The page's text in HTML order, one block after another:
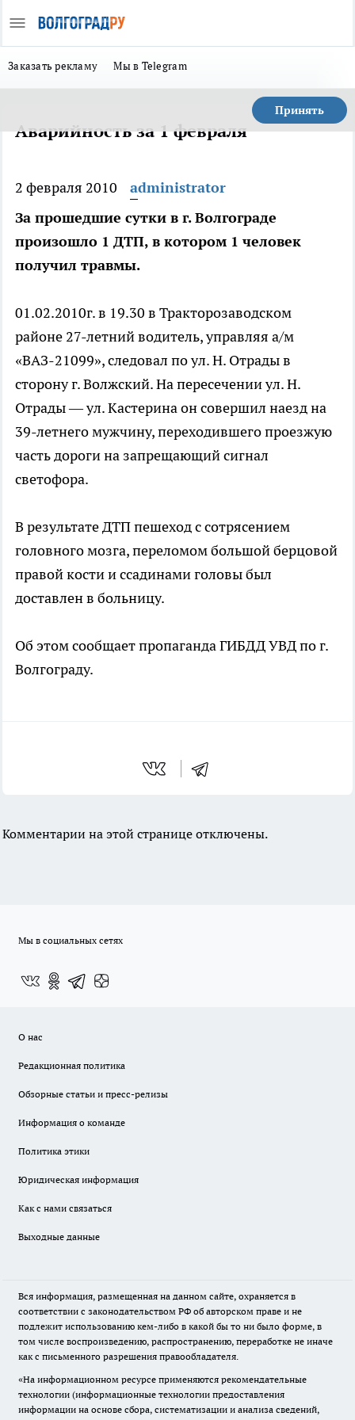
Заказать рекламу Мы в Telegram
Принять
Аварийность за 1 февраля
2 февраля 2010
administrator
За прошедшие сутки в г. Волгограде
произошло 1 ДТП, в котором 1 человек
получил травмы.
01.02.2010г. в 19.30 в Тракторозаводском
районе 27-летний водитель, управляя а/м
«ВАЗ-21099», следовал по ул. Н. Отрады в
сторону г. Волжский. На пересечении ул. Н.
Отрады — ул. Кастерина он совершил наезд на
39-летнего мужчину, переходившего проезжую
часть дороги на запрещающий сигнал
светофора.
В результате ДТП пешеход с сотрясением
головного мозга, переломом большой берцовой
правой кости и ссадинами головы был
доставлен в больницу.
Об этом сообщает пропаганда ГИБДД УВД по г.
Волгограду.
Комментарии на этой странице отключены.
Мы в социальных сетях
О нас
Редакционная политика
Обзорные статьи и пресс-релизы
Информация о команде
Политика этики
Юридическая информация
Как с нами связаться
Выходные данные
Вся информация, размещенная на данном сайте, охраняется в
соответствии с законодательством РФ об авторском праве и не
подлежит использованию кем-либо в какой бы то ни было форме, в
том числе воспроизведению, распространению, переработке не иначе
как с письменного разрешения правообладателя.
«На информационном ресурсе применяются рекомендательные
технологии (информационные технологии предоставления
информации на основе сбора, систематизации и анализа сведений,